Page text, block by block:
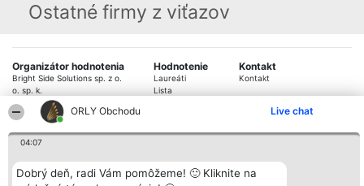
ORLY Obchodu Live chat
04:07
Dobrý deň, radi Vám pomôžeme! 🙂 Kliknite na
Ostatné firmy z viťazov
Organizátor hodnotenia
Bright Side Solutions sp. z o.
o. sp. k.
ul. Ruska 22
Wrocław 50-079
KRS 0000749100 | Regon
381313360 | NIP 8943132676
Hodnotenie
Laureáti
Lista
Obchodné
Zásady
ochrany
Kontakt
Kontakt